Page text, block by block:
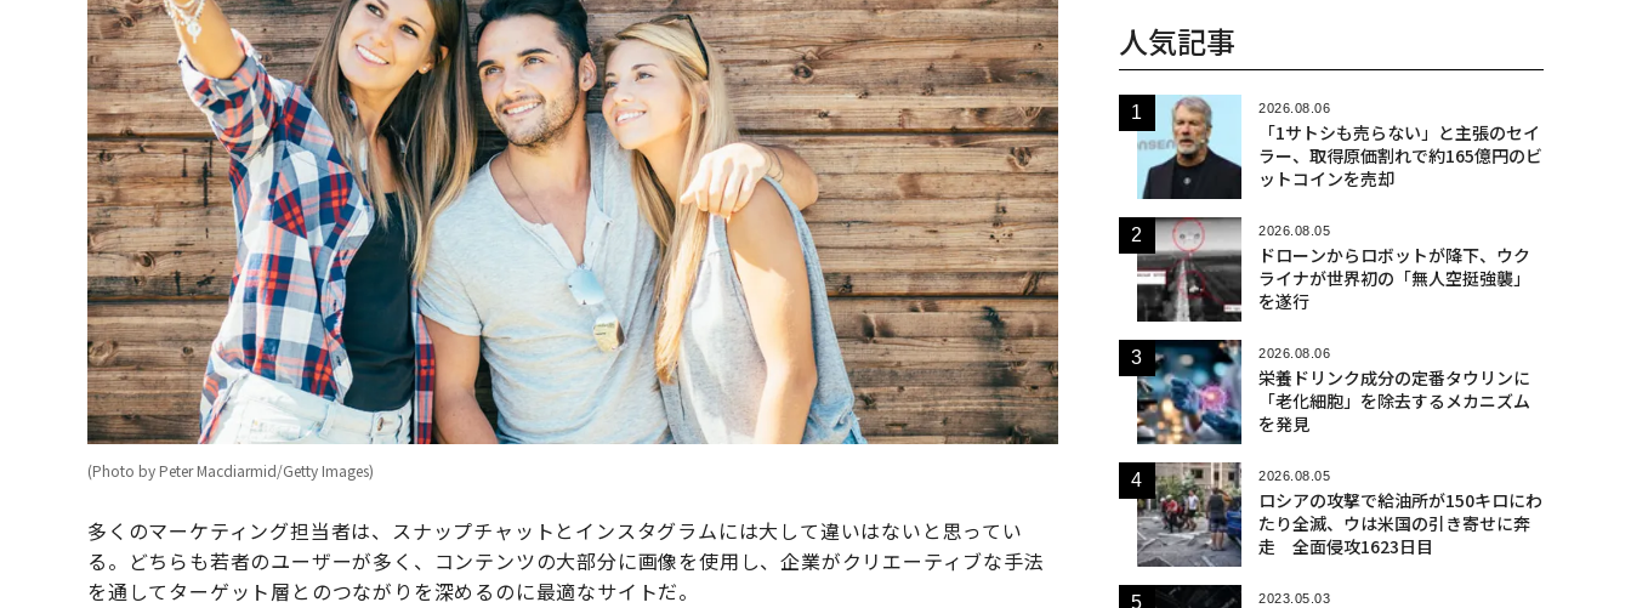
(Photo by Peter Macdiarmid/Getty Images)
多くのマーケティング担当者は、スナップチャットとインスタグラムには大して違いはないと思ってい
る。どちらも若者のユーザーが多く、コンテンツの大部分に画像を使用し、企業がクリエーティブな手法
を通してターゲット層とのつながりを深めるのに最適なサイトだ。
人気記事
2026.08.06
「1サトシも売らない」と主張のセイ
ラー、取得原価割れで約165億円のビ
ットコインを売却
2026.08.05
ドローンからロボットが降下、ウク
ライナが世界初の「無人空挺強襲」
を遂行
2026.08.06
栄養ドリンク成分の定番タウリンに
「老化細胞」を除去するメカニズム
を発見
2026.08.05
ロシアの攻撃で給油所が150キロにわ
たり全滅、ウは米国の引き寄せに奔
走 全面侵攻1623日目
2023.05.03